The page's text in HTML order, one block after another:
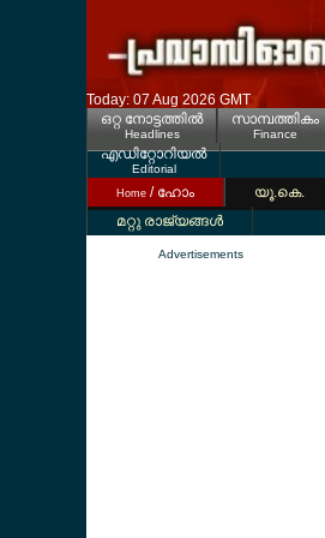
Today: 07 Aug 2026 GMT
ഒറ്റ നോട്ടത്തില്‍
Headlines
സാമ്പത്തികം
Finance
എഡിറ്റോറിയല്‍
Editorial
Home / ഹോം യൂ.കെ.
മറ്റു രാജ്യങ്ങള്‍
Advertisements